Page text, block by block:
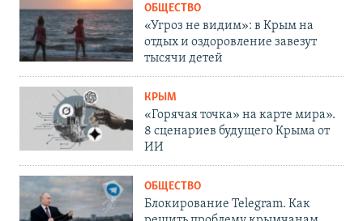
ОБЩЕСТВО
«Угроз не видим»: в Крым на
отдых и оздоровление завезут
тысячи детей
КРЫМ
«Горячая точка» на карте мира».
8 сценариев будущего Крыма от
ИИ
ОБЩЕСТВО
Блокирование Telegram. Как